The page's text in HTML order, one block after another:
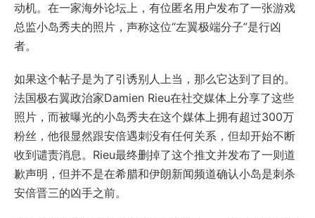
动机。在一家海外论坛上，有位匿名用户发布了一张游戏
总监小岛秀夫的照片，声称这位“左翼极端分子”是行凶
者。
如果这个帖子是为了引诱别人上当，那么它达到了目的。
法国极右翼政治家Damien Rieu在社交媒体上分享了这些
照片，而被曝光的小岛秀夫在这个媒体上拥有超过300万
粉丝，他很显然跟安倍遇刺没有任何关系，但却开始不断
收到谴责消息。Rieu最终删掉了这个推文并发布了一则道
歉声明，但并不是在希腊和伊朗新闻频道确认小岛是刺杀
安倍晋三的凶手之前。